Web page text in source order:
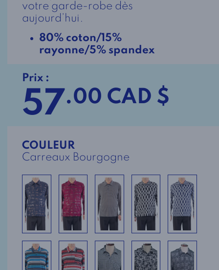
votre garde-robe dès
aujourd’hui.
80% coton/15%
rayonne/5% spandex
Prix :
57.00 CAD $
COULEUR
Carreaux Bourgogne